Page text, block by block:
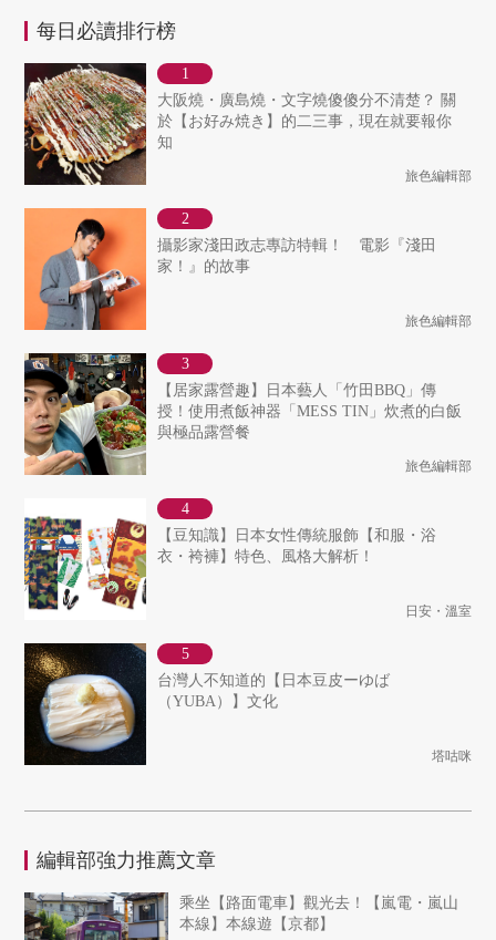
每日必讀排行榜
大阪燒・廣島燒・文字燒傻傻分不清楚？ 關
於【お好み焼き】的二三事，現在就要報你
知
旅色編輯部
攝影家淺田政志專訪特輯！ 電影『淺田
家！』的故事
旅色編輯部
【居家露營趣】日本藝人「竹田BBQ」傳
授！使用煮飯神器「MESS TIN」炊煮的白飯
與極品露營餐
旅色編輯部
【豆知識】日本女性傳統服飾【和服・浴
衣・袴褲】特色、風格大解析！
日安・溫室
台灣人不知道的【日本豆皮ーゆば
（YUBA）】文化
塔咕咪
編輯部強力推薦文章
乘坐【路面電車】觀光去！【嵐電・嵐山
本線】本線遊【京都】